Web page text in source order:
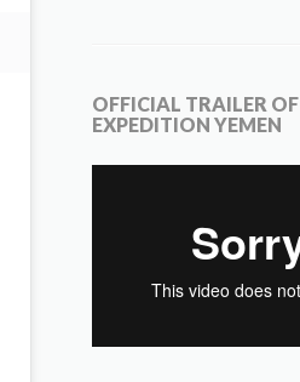
OFFICIAL TRAILER OF
EXPEDITION YEMEN